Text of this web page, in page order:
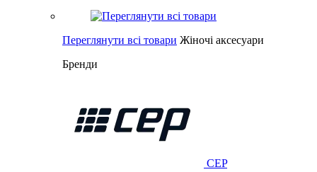
Переглянути всі товари Жіночі аксесуари
Бренди
CEP